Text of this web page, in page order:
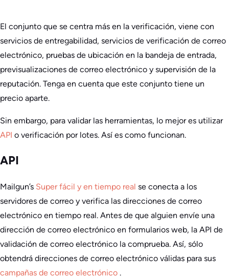
El conjunto que se centra más en la verificación, viene con
servicios de entregabilidad, servicios de verificación de correo
electrónico, pruebas de ubicación en la bandeja de entrada,
previsualizaciones de correo electrónico y supervisión de la
reputación. Tenga en cuenta que este conjunto tiene un
precio aparte.
Sin embargo, para validar las herramientas, lo mejor es utilizar
API o verificación por lotes. Así es como funcionan.
API
Mailgun’s Super fácil y en tiempo real se conecta a los
servidores de correo y verifica las direcciones de correo
electrónico en tiempo real. Antes de que alguien envíe una
dirección de correo electrónico en formularios web, la API de
validación de correo electrónico la comprueba. Así, sólo
obtendrá direcciones de correo electrónico válidas para sus
campañas de correo electrónico .